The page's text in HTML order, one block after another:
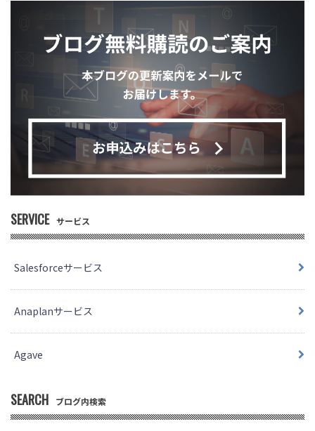
SERVICE サービス
Salesforceサービス
Anaplanサービス
Agave
SEARCH ブログ内検索